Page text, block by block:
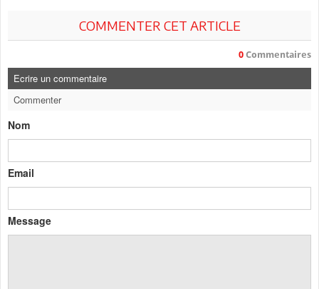
COMMENTER CET ARTICLE
0 Commentaires
Ecrire un commentaire
Commenter
Nom
Email
Message